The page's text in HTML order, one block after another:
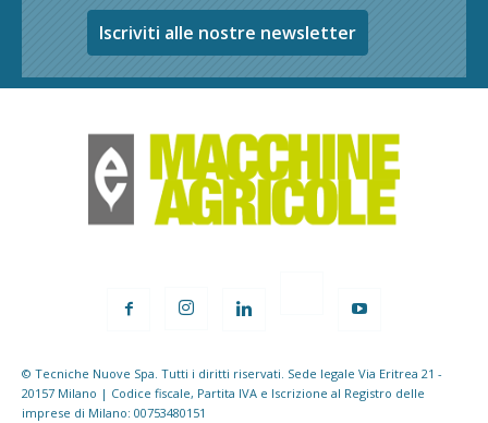
Iscriviti alle nostre newsletter
© Tecniche Nuove Spa. Tutti i diritti riservati. Sede legale Via Eritrea 21 -
20157 Milano | Codice fiscale, Partita IVA e Iscrizione al Registro delle
imprese di Milano: 00753480151